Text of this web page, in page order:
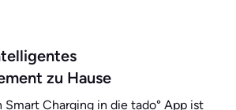
zu Hause
Smart Charging in die tado° App ist